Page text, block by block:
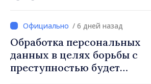
отмечаться ежегодно 25
сентября
/ 6 дней назад
Обработка персональных
данных в целях борьбы с
преступностью будет